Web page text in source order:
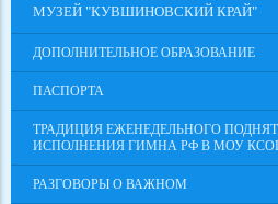
МУЗЕЙ "КУВШИНОВСКИЙ КРАЙ"
ДОПОЛНИТЕЛЬНОЕ ОБРАЗОВАНИЕ
ПАСПОРТА
ТРАДИЦИЯ ЕЖЕНЕДЕЛЬНОГО
ИСПОЛНЕНИЯ ГИМНА РФ В МОУ
РАЗГОВОРЫ О ВАЖНОМ